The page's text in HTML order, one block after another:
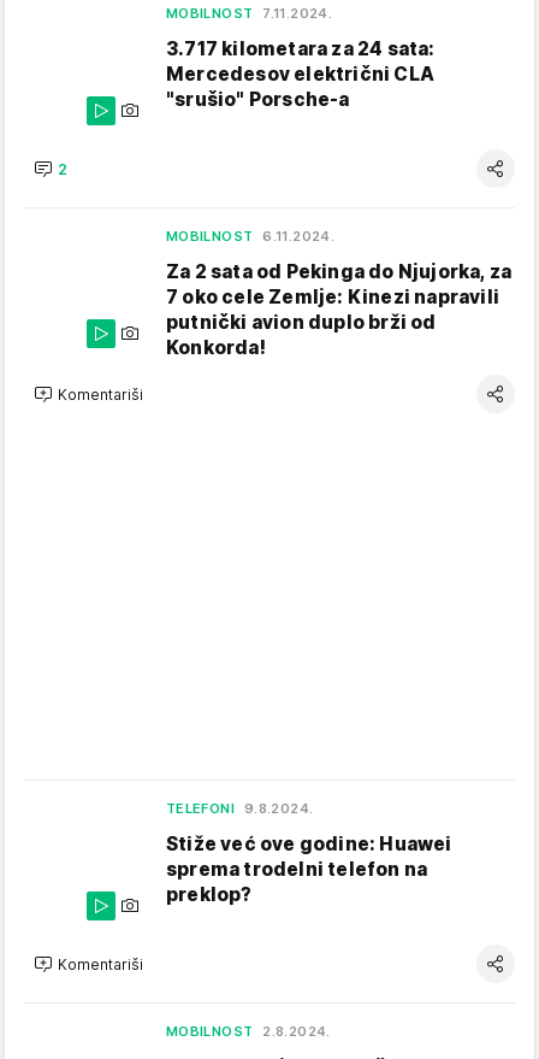
MOBILNOST 7.11.2024.
3.717 kilometara za 24 sata:
Mercedesov električni CLA
"srušio" Porsche-a
2
MOBILNOST 6.11.2024.
Za 2 sata od Pekinga do Njujorka, za
7 oko cele Zemlje: Kinezi napravili
putnički avion duplo brži od
Konkorda!
Komentariši
TELEFONI 9.8.2024.
Stiže već ove godine: Huawei
sprema trodelni telefon na
preklop?
Komentariši
MOBILNOST 2.8.2024.